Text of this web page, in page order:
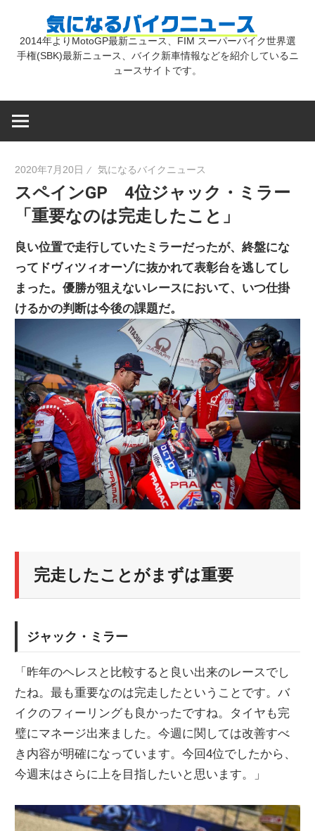
気
イ
ク
ニ
ュ
ー
ス
2014年よりMotoGP最新ニュース、FIM スーパーバイク世界選
手権(SBK)最新ニュース、バイク新車情報などを紹介しているニ
ュースサイトです。
2020年7月20日 気になるバイクニュース
スペインGP 4位ジャック・ミラー
「重要なのは完走したこと」
良い位置で走行していたミラーだったが、終盤にな
ってドヴィツィオーゾに抜かれて表彰台を逃してし
まった。優勝が狙えないレースにおいて、いつ仕掛
けるかの判断は今後の課題だ。
完走したことがまずは重要
ジャック・ミラー
「昨年のヘレスと比較すると良い出来のレースでし
たね。最も重要なのは完走したということです。バ
イクのフィーリングも良かったですね。タイヤも完
璧にマネージ出来ました。今週に関しては改善すべ
き内容が明確になっています。今回4位でしたから、
今週末はさらに上を目指したいと思います。」